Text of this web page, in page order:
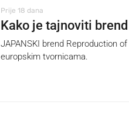
Prije 18 dana
Kako je tajnoviti
JAPANSKI brend Reproduction
europskim tvornicama.